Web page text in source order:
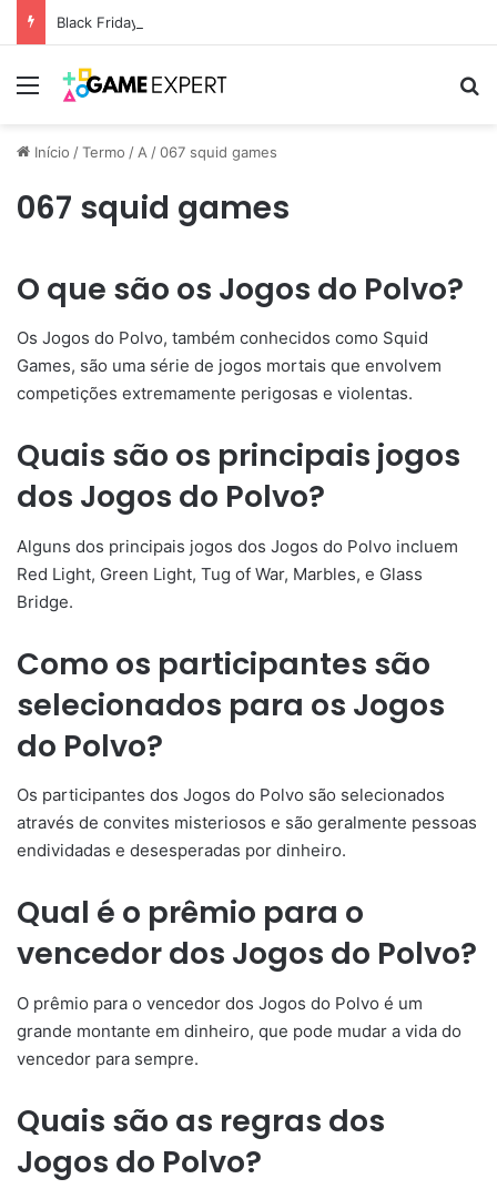
Black Friday: descontos incríveis em eletrônicos
Menu
Início /Termo / A /067 squid games
067 squid games
O que são os Jogos do Polvo?
Os Jogos do Polvo, também conhecidos como Squid
Games, são uma série de jogos mortais que envolvem
competições extremamente perigosas e violentas.
Quais são os principais jogos
dos Jogos do Polvo?
Alguns dos principais jogos dos Jogos do Polvo incluem
Red Light, Green Light, Tug of War, Marbles, e Glass
Bridge.
Como os participantes são
selecionados para os Jogos
do Polvo?
Os participantes dos Jogos do Polvo são selecionados
através de convites misteriosos e são geralmente pessoas
endividadas e desesperadas por dinheiro.
Qual é o prêmio para o
vencedor dos Jogos do Polvo?
O prêmio para o vencedor dos Jogos do Polvo é um
grande montante em dinheiro, que pode mudar a vida do
vencedor para sempre.
Quais são as regras dos
Jogos do Polvo?